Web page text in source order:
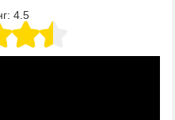
4.5